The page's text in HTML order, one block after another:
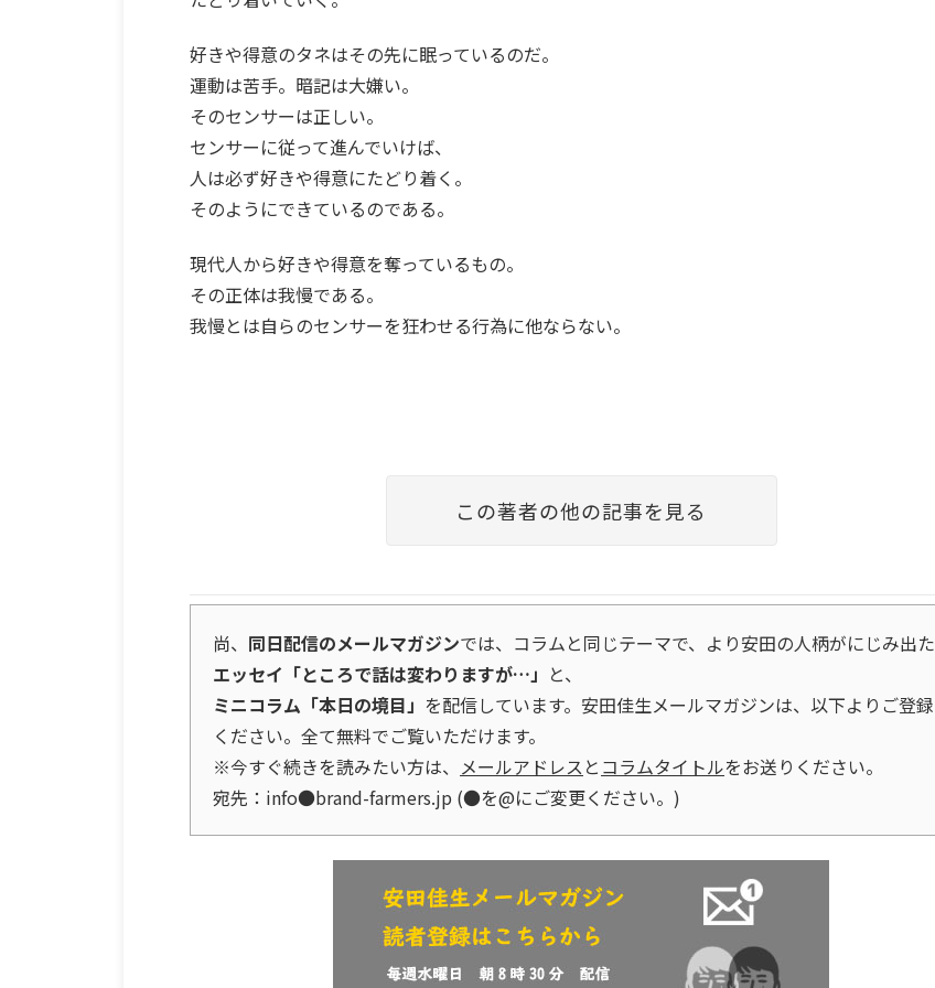
好きや得意のタネはその先に眠っているのだ。
運動は苦手。暗記は大嫌い。
そのセンサーは正しい。
センサーに従って進んでいけば、
人は必ず好きや得意にたどり着く。
そのようにできているのである。
現代人から好きや得意を奪っているもの。
その正体は我慢である。
我慢とは自らのセンサーを狂わせる行為に他ならない。
この著者の他の記事を見る
尚、 同日配信のメールマガジンでは、コラムと同じテーマで、より安田の人柄がにじみ出た
エッセイ「ところで話は変わりますが…」 と、
ミニコラム「本日の境目」 を配信しています。安田佳生メールマガジンは、以下よりご登録
ください。全て無料でご覧いただけます。
※今すぐ続きを読みたい方は、 メールアドレスと コラムタイトルをお送りください。
宛先：info●brand-farmers.jp (●を@にご変更ください。)